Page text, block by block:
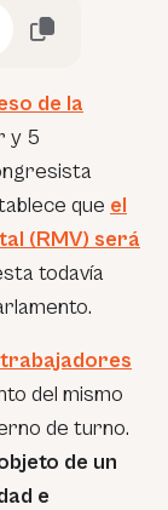
de la
y 5
que el
(RMV) será
todavía
trabajadores
del mismo
de turno.
de un
e